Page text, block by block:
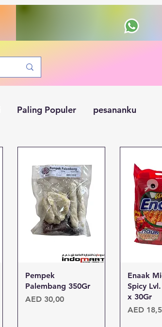
Paling Populer pesananku
Tampilan Cepat
Pempek
Palembang 350Gr
Harga
AED 30,00
Enaak
Spicy
x 30Gr
Harga
AED